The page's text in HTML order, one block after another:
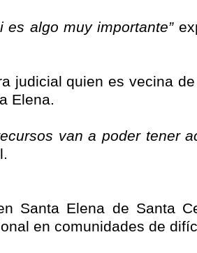
algo muy importante”
judicial quien es vecina
Elena.
van a poder tener
Santa Elena de Santa
en comunidades de